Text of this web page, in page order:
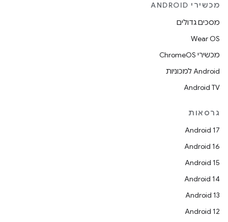
מכשירי ANDROID
מסכים גדולים
Wear OS
מכשירי ChromeOS
Android למכוניות
Android TV
גרסאות
Android 17
Android 16
Android 15
Android 14
Android 13
Android 12